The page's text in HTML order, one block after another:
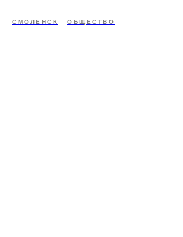
СМОЛЕНСК ОБЩЕСТВО